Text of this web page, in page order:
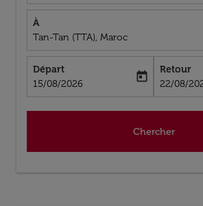
À
Tan-Tan (TTA), Maroc
Départ
fc-booking-departure-date-aria-label
15/08/2026
today
Retour
fc-
22/08/
Chercher